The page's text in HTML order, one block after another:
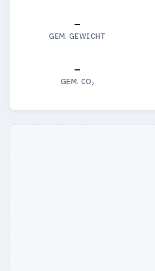
—
GEM. GEWICHT
—
GEM. CO₂